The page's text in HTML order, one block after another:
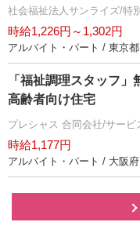
社会福祉法人サンライズ/特
時給1,226円～1,302円
アルバイト・パート / 東京都
「福祉調理スタッフ
高齢者向け住宅
プレシャス 合同会社/サー
時給1,177円
アルバイト・パート / 大阪府